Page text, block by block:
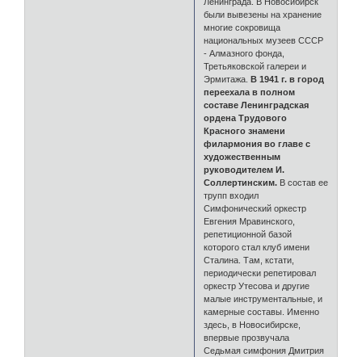
были вывезены на хранение
многие сокровища
национальных музеев СССР
- Алмазного фонда,
Третьяковской галереи и
Эрмитажа.
В 1941 г. в город
переехала в полном
составе Ленинградская
ордена Трудового
Красного знамени
филармония во главе с
художественным
руководителем И.
Соллертинским. В состав ее
трупп входил
Симфонический оркестр
Евгения Мравинского,
репетиционной базой
которого стал клуб имени
Сталина. Там, кстати,
периодически репетировал
оркестр Утесова и другие
малые инструментальные, и
камерные составы. Именно
здесь, в Новосибирске,
впервые прозвучала
Седьмая симфония Дмитрия